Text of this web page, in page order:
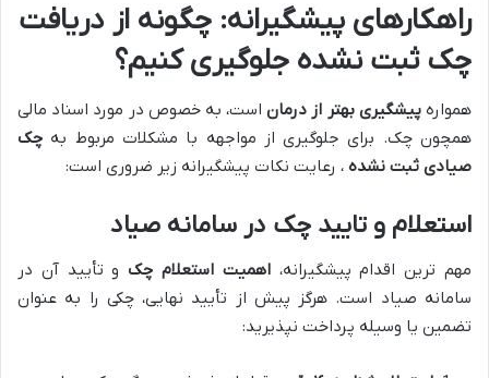
راهکارهای پیشگیرانه: چگونه از دریافت
چک ثبت نشده جلوگیری کنیم؟
هموارهپیشگیری بهتر از درماناست، به خصوص در مورد اسناد مالی
همچون چک. برای جلوگیری از مواجهه با مشکلات مربوط به چک
صیادی ثبت نشده ، رعایت نکات پیشگیرانه زیر ضروری است:
استعلام و تایید چک در سامانه صیاد
مهم ترین اقدام پیشگیرانه،اهمیت استعلام چک و تأیید آن در
سامانه صیاد است. هرگز پیش از تأیید نهایی، چکی را به عنوان
تضمین یا وسیله پرداخت نپذیرید: